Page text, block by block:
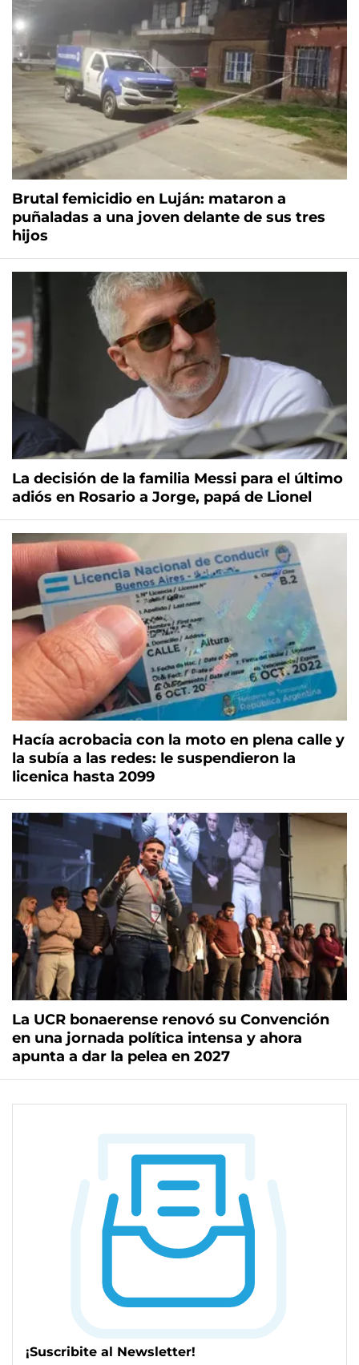
Brutal femicidio en Luján: mataron a
puñaladas a una joven delante de sus tres
hijos
La decisión de la familia Messi para el último
adiós en Rosario a Jorge, papá de Lionel
Hacía acrobacia con la moto en plena calle y
la subía a las redes: le suspendieron la
licenica hasta 2099
La UCR bonaerense renovó su Convención
en una jornada política intensa y ahora
apunta a dar la pelea en 2027
¡Suscribite al Newsletter!